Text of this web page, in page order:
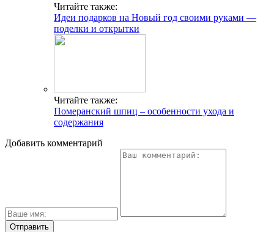
Читайте также:
Идеи подарков на Новый год своими руками —
поделки и открытки
Читайте также:
Померанский шпиц – особенности ухода и
содержания
Добавить комментарий